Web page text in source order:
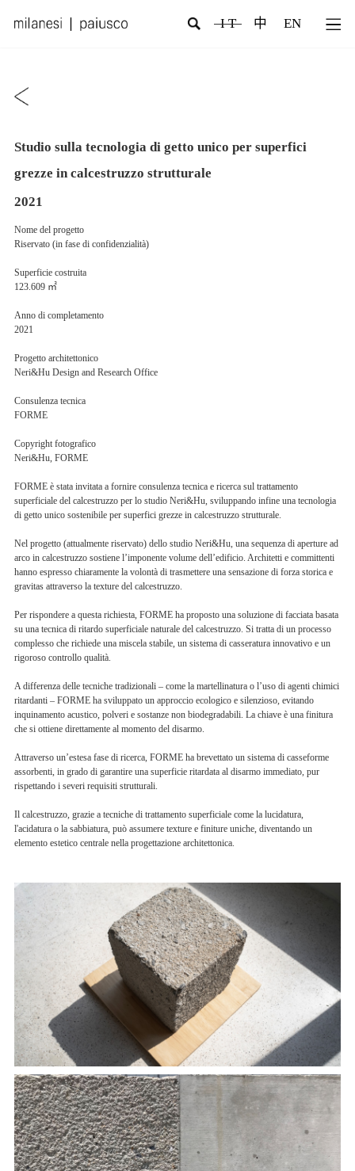
I T 中 EN
Studio sulla tecnologia di getto unico per superfici
grezze in calcestruzzo strutturale
2021
Nome del progetto
Riservato (in fase di confidenzialità)
Superficie costruita
123.609 ㎡
Anno di completamento
2021
Progetto architettonico
Neri&Hu Design and Research Office
Consulenza tecnica
FORME
Copyright fotografico
Neri&Hu, FORME
FORME è stata invitata a fornire consulenza tecnica e ricerca sul trattamento
superficiale del calcestruzzo per lo studio Neri&Hu, sviluppando infine una tecnologia
di getto unico sostenibile per superfici grezze in calcestruzzo strutturale.
Nel progetto (attualmente riservato) dello studio Neri&Hu, una sequenza di aperture ad
arco in calcestruzzo sostiene l’imponente volume dell’edificio. Architetti e committenti
hanno espresso chiaramente la volontà di trasmettere una sensazione di forza storica e
gravitas attraverso la texture del calcestruzzo.
Per rispondere a questa richiesta, FORME ha proposto una soluzione di facciata basata
su una tecnica di ritardo superficiale naturale del calcestruzzo. Si tratta di un processo
complesso che richiede una miscela stabile, un sistema di casseratura innovativo e un
rigoroso controllo qualità.
A differenza delle tecniche tradizionali – come la martellinatura o l’uso di agenti chimici
ritardanti – FORME ha sviluppato un approccio ecologico e silenzioso, evitando
inquinamento acustico, polveri e sostanze non biodegradabili. La chiave è una finitura
che si ottiene direttamente al momento del disarmo.
Attraverso un’estesa fase di ricerca, FORME ha brevettato un sistema di casseforme
assorbenti, in grado di garantire una superficie ritardata al disarmo immediato, pur
rispettando i severi requisiti strutturali.
Il calcestruzzo, grazie a tecniche di trattamento superficiale come la lucidatura,
l'acidatura o la sabbiatura, può assumere texture e finiture uniche, diventando un
elemento estetico centrale nella progettazione architettonica.